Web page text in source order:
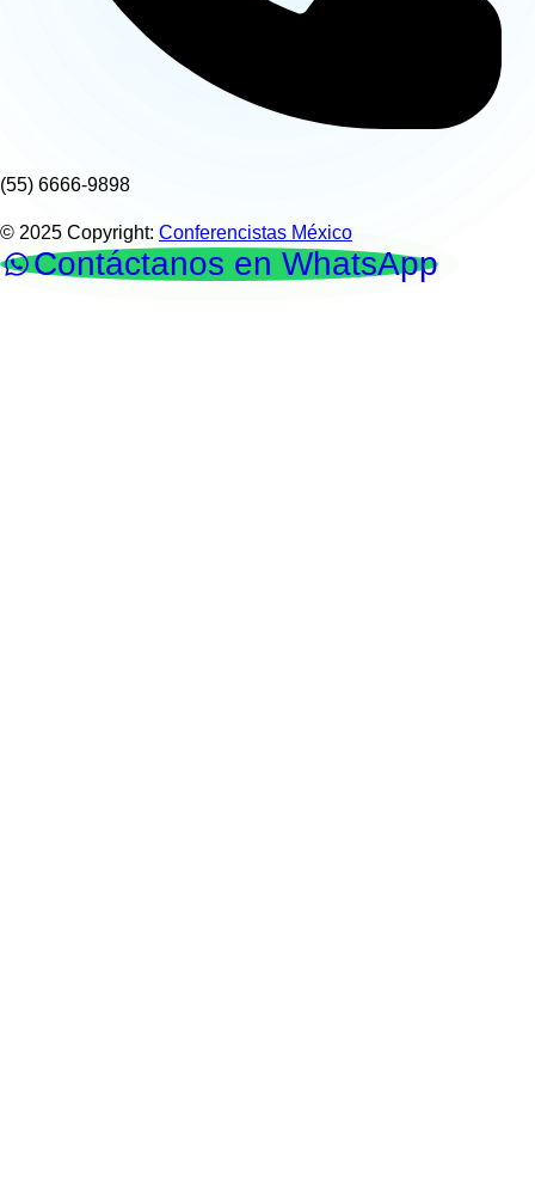
(55) 6666-9898
© 2025 Copyright: Conferencistas México
Contáctanos en WhatsApp